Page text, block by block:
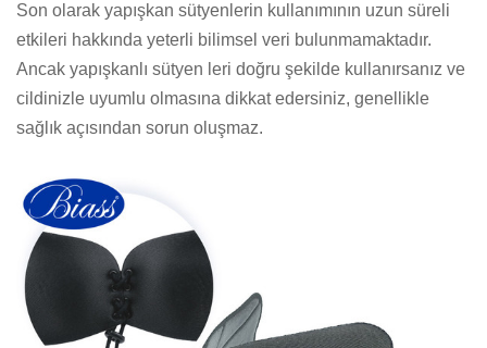
Son olarak yapışkan sütyenlerin kullanımının uzun süreli
etkileri hakkında yeterli bilimsel veri bulunmamaktadır.
Ancak yapışkanlı sütyen leri doğru şekilde kullanırsanız ve
cildinizle uyumlu olmasına dikkat edersiniz, genellikle
sağlık açısından sorun oluşmaz.